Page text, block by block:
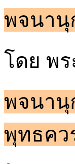
พจนา
โดย พ
พจนานุ
พุทธคว